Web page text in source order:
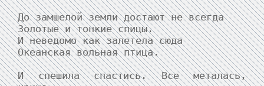
До замшелой земли достают не всегда
Золотые и тонкие спицы.
И неведомо как залетела сюда
Океанская вольная птица.
И спешила спастись. Все металась,